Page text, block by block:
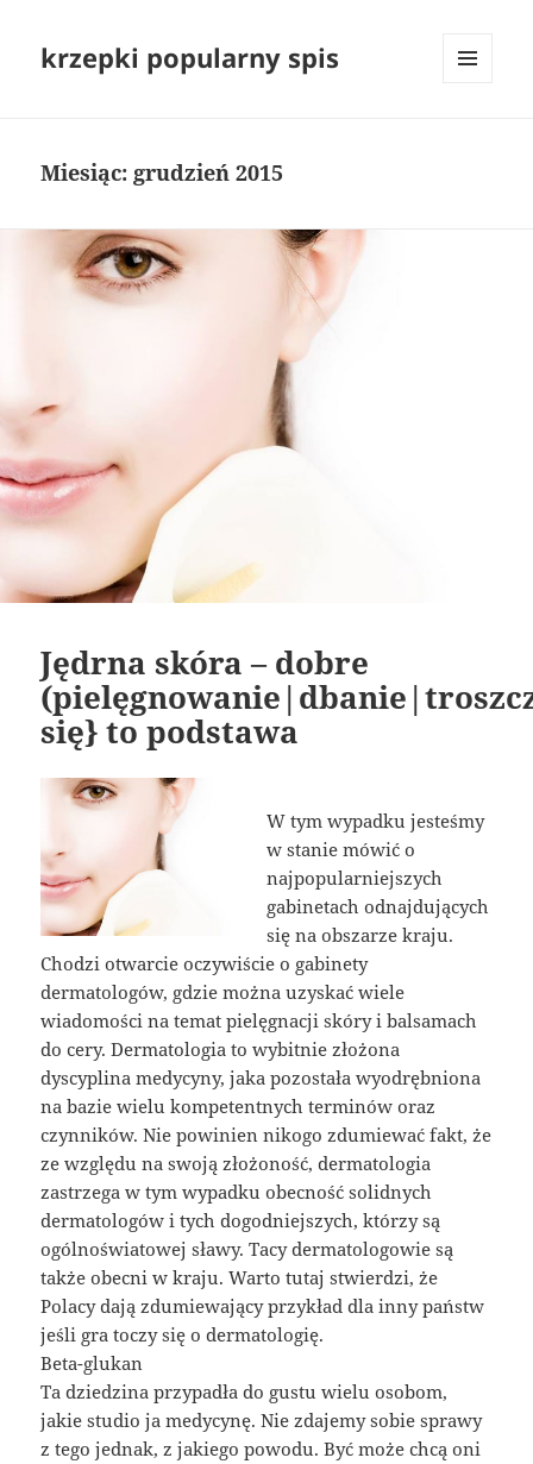
krzepki popularny spis
Miesiąc: grudzień 2015
Jędrna skóra – dobre
się} to podstawa
W tym wypadku jesteśmy
w stanie mówić o
najpopularniejszych
gabinetach odnajdujących
się na obszarze kraju.
Chodzi otwarcie oczywiście o gabinety
dermatologów, gdzie można uzyskać wiele
wiadomości na temat pielęgnacji skóry i balsamach
do cery. Dermatologia to wybitnie złożona
dyscyplina medycyny, jaka pozostała wyodrębniona
na bazie wielu kompetentnych terminów oraz
czynników. Nie powinien nikogo zdumiewać fakt, że
ze względu na swoją złożoność, dermatologia
zastrzega w tym wypadku obecność solidnych
dermatologów i tych dogodniejszych, którzy są
ogólnoświatowej sławy. Tacy dermatologowie są
także obecni w kraju. Warto tutaj stwierdzi, że
Polacy dają zdumiewający przykład dla inny państw
jeśli gra toczy się o dermatologię.
Beta-glukan
Ta dziedzina przypadła do gustu wielu osobom,
jakie studio ja medycynę. Nie zdajemy sobie sprawy
z tego jednak, z jakiego powodu. Być może chcą oni